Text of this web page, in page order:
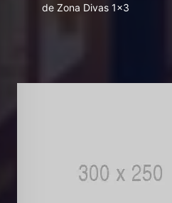
de Zona Divas 1x3